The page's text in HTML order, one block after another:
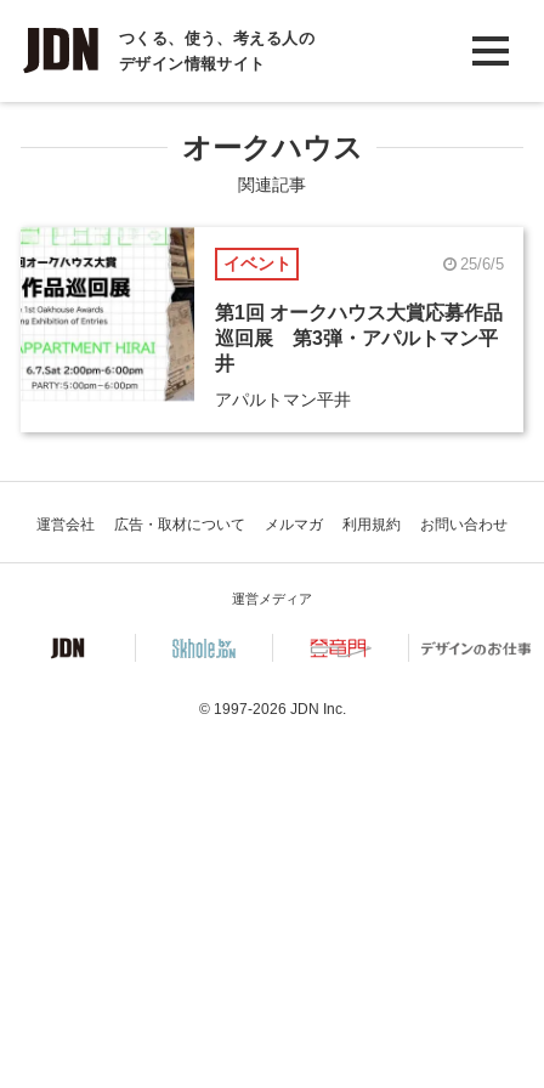
つくる、使う、考える人の
デザイン情報サイト
INTERVIEW
インタビュー
COLUMN
コラム
オークハウス
関連記事
イベント 25/6/5
第1回 オークハウス大賞応募作品
巡回展 第3弾・アパルトマン平
井
アパルトマン平井
運営会社 広告・取材について メルマガ 利用規約 お問い合わせ
運営メディア
© 1997-2026 JDN Inc.